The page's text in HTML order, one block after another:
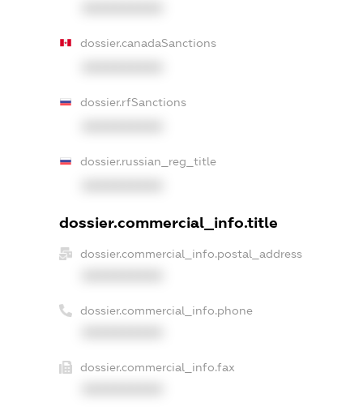
dossier.canadaSanctions
dossier.rfSanctions
dossier.russian_reg_title
dossier.commercial_info.title
dossier.commercial_info.postal_address
dossier.commercial_info.phone
dossier.commercial_info.fax